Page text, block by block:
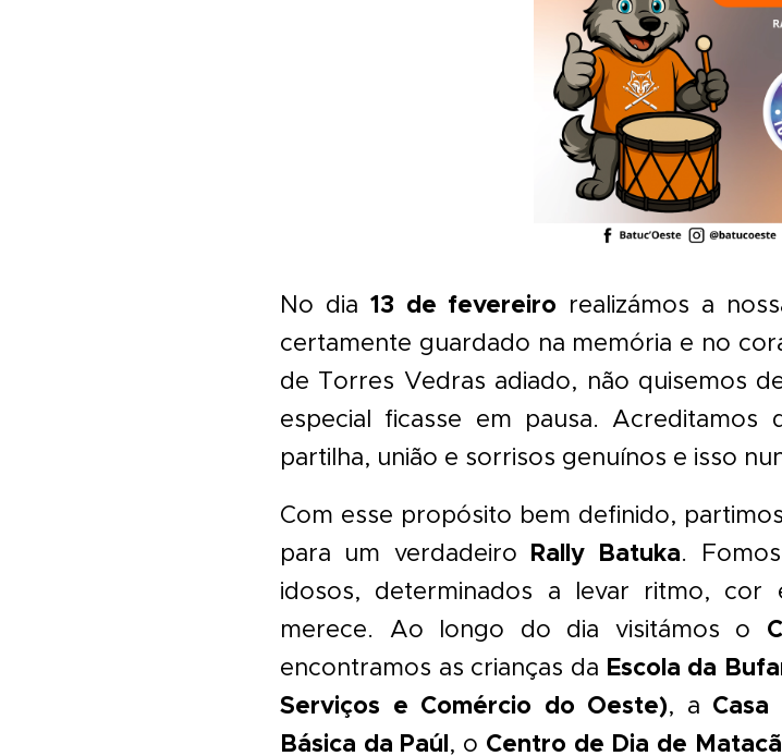
No dia 13 de fevereiro realizámos a
certamente guardado na memória e no
de Torres Vedras adiado, não quisemos
especial ficasse em pausa.
partilha, união e sorrisos genuínos e isso
Com esse propósito bem definido,
para um verdadeiro Rally Batuka.
idosos, determinados a levar ritmo,
merece. Ao longo do dia visitámos o
encontramos as crianças da Escola da
Serviços e Comércio do Oeste), a
Básica da Paúl, o Centro de Dia de